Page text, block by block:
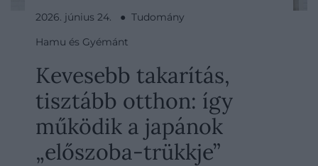
2026. június 24. ● Tudomány
Hamu és Gyémánt
Kevesebb takarítás,
tisztább otthon: így
működik a japánok
„előszoba-trükkje”